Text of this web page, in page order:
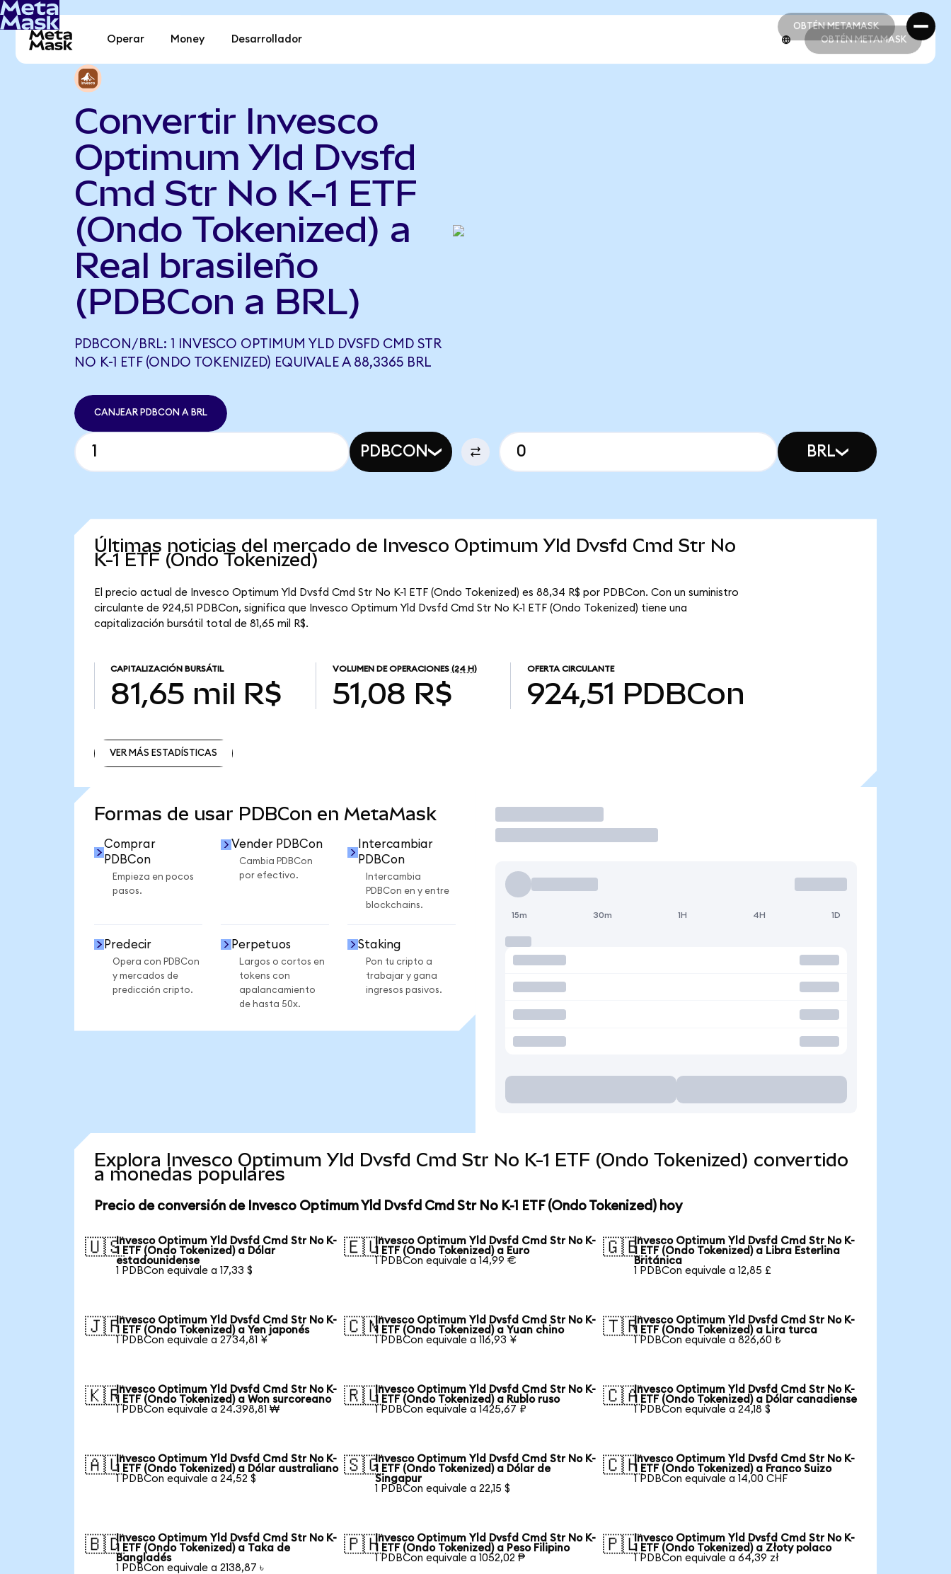
OBTÉN METAMASK
OBTÉN METAMASK
Operar Money Desarrollador OBTÉN METAMASK
Convertir Invesco
Optimum Yld Dvsfd
Cmd Str No K-1 ETF
(Ondo Tokenized) a
Real brasileño
(PDBCon a BRL)
PDBCON/BRL: 1 INVESCO OPTIMUM YLD DVSFD CMD STR
NO K-1 ETF (ONDO TOKENIZED) EQUIVALE A 88,3365 BRL
CANJEAR PDBCON A BRL
PDBCON BRL
Últimas noticias del mercado de Invesco Optimum Yld Dvsfd Cmd Str No
K-1 ETF (Ondo Tokenized)
El precio actual de Invesco Optimum Yld Dvsfd Cmd Str No K-1 ETF (Ondo Tokenized) es 88,34 R$ por PDBCon. Con un suministro
circulante de 924,51 PDBCon, significa que Invesco Optimum Yld Dvsfd Cmd Str No K-1 ETF (Ondo Tokenized) tiene una
capitalización bursátil total de 81,65 mil R$.
CAPITALIZACIÓN BURSÁTIL
81,65 mil R$
VOLUMEN DE OPERACIONES (24 H)
51,08 R$
OFERTA CIRCULANTE
924,51 PDBCon
VER MÁS ESTADÍSTICAS
Formas de usar PDBCon en MetaMask
Comprar
PDBCon
Empieza en pocos
pasos.
Vender PDBCon
Cambia PDBCon
por efectivo.
Intercambiar
PDBCon
Intercambia
PDBCon en y entre
blockchains.
Predecir
Opera con PDBCon
y mercados de
predicción cripto.
Perpetuos
Largos o cortos en
tokens con
apalancamiento
de hasta 50x.
Staking
Pon tu cripto a
trabajar y gana
ingresos pasivos.
Operar
15m 30m 1H 4H 1D
Explora Invesco Optimum Yld Dvsfd Cmd Str No K-1 ETF (Ondo Tokenized) convertido
a monedas populares
Precio de conversión de Invesco Optimum Yld Dvsfd Cmd Str No K-1 ETF (Ondo Tokenized) hoy
🇺🇸Invesco Optimum Yld Dvsfd Cmd Str No K-
1 ETF (Ondo Tokenized) a Dólar
estadounidense
1 PDBCon equivale a 17,33 $
🇪🇺Invesco Optimum Yld Dvsfd Cmd Str No K-
1 ETF (Ondo Tokenized) a Euro
1 PDBCon equivale a 14,99 €
🇬🇧Invesco Optimum Yld Dvsfd Cmd Str No K-
1 ETF (Ondo Tokenized) a Libra Esterlina
Británica
1 PDBCon equivale a 12,85 £
🇯🇵Invesco Optimum Yld Dvsfd Cmd Str No K-
1 ETF (Ondo Tokenized) a Yen japonés
1 PDBCon equivale a 2734,81 ¥
🇨🇳Invesco Optimum Yld Dvsfd Cmd Str No K-
1 ETF (Ondo Tokenized) a Yuan chino
1 PDBCon equivale a 116,93 ¥
🇹🇷Invesco Optimum Yld Dvsfd Cmd Str No K-
1 ETF (Ondo Tokenized) a Lira turca
1 PDBCon equivale a 826,60 ₺
🇰🇷Invesco Optimum Yld Dvsfd Cmd Str No K-
1 ETF (Ondo Tokenized) a Won surcoreano
1 PDBCon equivale a 24.398,81 ₩
🇷🇺Invesco Optimum Yld Dvsfd Cmd Str No K-
1 ETF (Ondo Tokenized) a Rublo ruso
1 PDBCon equivale a 1425,67 ₽
🇨🇦Invesco Optimum Yld Dvsfd Cmd Str No K-
1 ETF (Ondo Tokenized) a Dólar canadiense
1 PDBCon equivale a 24,18 $
🇦🇺Invesco Optimum Yld Dvsfd Cmd Str No K-
1 ETF (Ondo Tokenized) a Dólar australiano
1 PDBCon equivale a 24,52 $
🇸🇬Invesco Optimum Yld Dvsfd Cmd Str No K-
1 ETF (Ondo Tokenized) a Dólar de
Singapur
1 PDBCon equivale a 22,15 $
🇨🇭Invesco Optimum Yld Dvsfd Cmd Str No K-
1 ETF (Ondo Tokenized) a Franco Suizo
1 PDBCon equivale a 14,00 CHF
🇧🇩Invesco Optimum Yld Dvsfd Cmd Str No K-
1 ETF (Ondo Tokenized) a Taka de
Bangladés
1 PDBCon equivale a 2138,87 ৳
🇵🇭Invesco Optimum Yld Dvsfd Cmd Str No K-
1 ETF (Ondo Tokenized) a Peso Filipino
1 PDBCon equivale a 1052,02 ₱
🇵🇱Invesco Optimum Yld Dvsfd Cmd Str No K-
1 ETF (Ondo Tokenized) a Złoty polaco
1 PDBCon equivale a 64,39 zł